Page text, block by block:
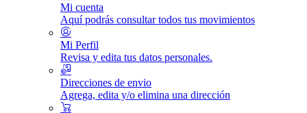
Mi cuenta
Aquí podrás consultar todos tus movimientos
Mi Perfil
Revisa y edita tus datos personales.
Direcciones de envio
Agrega, edita y/o elimina una dirección